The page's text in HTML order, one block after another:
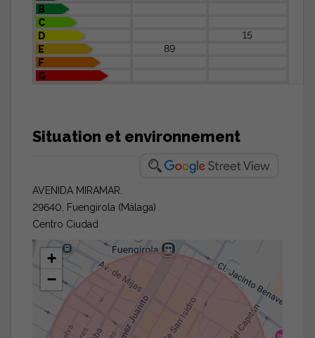
B
C
D
15
E
89
F
G
Situation et environnement
AVENIDA MIRAMAR.
29640, Fuengirola (Málaga)
Centro Ciudad
+
−